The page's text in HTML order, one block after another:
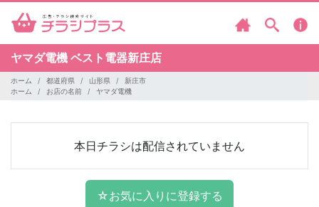
ヤマダ電機 ベスト電器新庄店
ホーム 都道府県 山形県
新庄市
ホーム
お店の名前 ヤマダ電機
本日チラシは配信されていません